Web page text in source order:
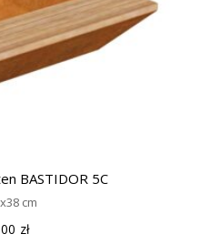
BASTIDOR 5C
cm
zł